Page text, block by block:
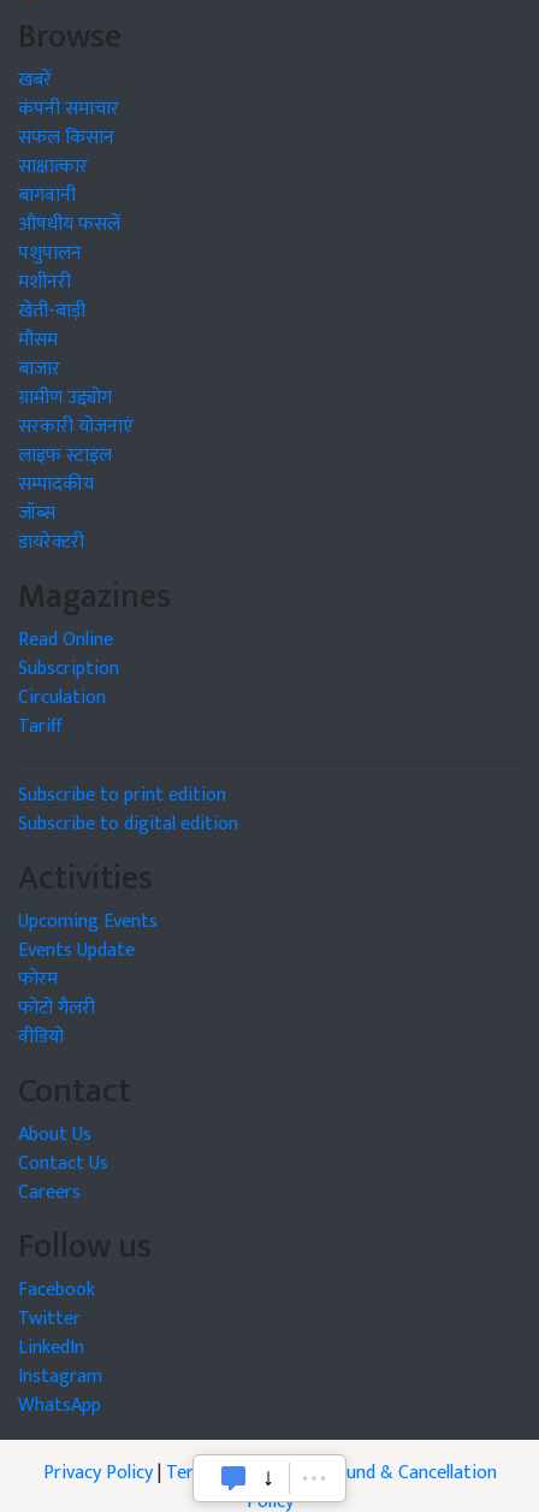
Browse
खबरें
कंपनी समाचार
सफल किसान
साक्षात्कार
बागवानी
औषधीय फसलें
पशुपालन
मशीनरी
खेती-बाड़ी
मौसम
बाजार
ग्रामीण उद्द्योग
सरकारी योजनाएं
लाइफ स्टाइल
सम्पादकीय
जॉब्स
डायरेक्टरी
Magazines
Read Online
Subscription
Circulation
Tariff
Subscribe to print edition
Subscribe to digital edition
Activities
Upcoming Events
Events Update
फोरम
फोटो गैलरी
वीडियो
Contact
About Us
Contact Us
Careers
Follow us
Facebook
Twitter
LinkedIn
Instagram
WhatsApp
Privacy Policy|Terms of Service|Refund & Cancellation
Policy